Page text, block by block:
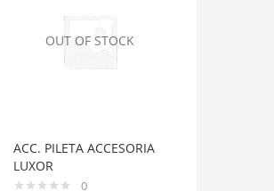
OUT OF STOCK
ACC. PILETA ACCESORIA
LUXOR
0